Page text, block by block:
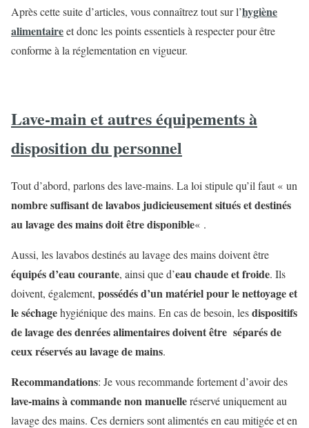
Après cette suite d’articles, vous connaîtrez tout sur l’hygiène
alimentaireet donc les points essentiels à respecter pour être
conforme à la réglementation en vigueur.
Lave-main et autres équipements à
disposition du personnel
Tout d’abord, parlons des lave-mains. La loi stipule qu’il faut « un
nombre suffisant de lavabos judicieusement situés et destinés
au lavage des mains doit être disponible« .
Aussi, les lavabos destinés au lavage des mains doivent être
équipés d’eau courante, ainsi que d’eau chaude et froide. Ils
doivent, également, possédés d’un matériel pour le nettoyage et
le séchagehygiénique des mains. En cas de besoin, lesdispositifs
de lavage des denrées alimentaires doivent être séparés de
ceux réservés au lavage de mains.
Recommandations: Je vous recommande fortement d’avoir des
lave-mains à commande non manuelleréservé uniquement au
lavage des mains. Ces derniers sont alimentés en eau mitigée et en